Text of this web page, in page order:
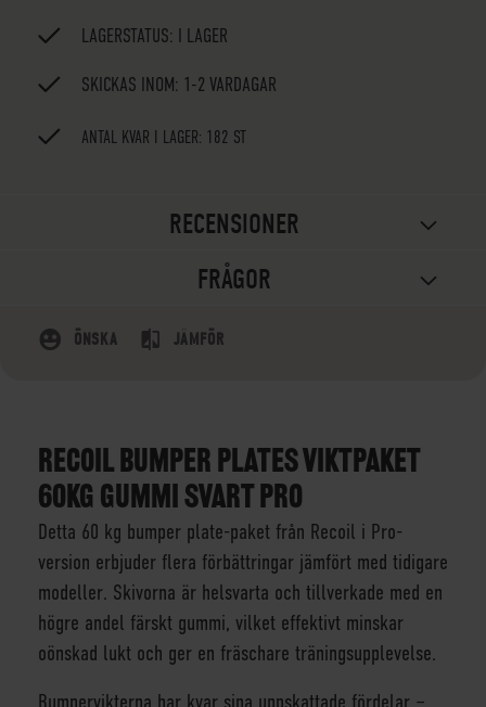
LAGERSTATUS: I LAGER
SKICKAS INOM: 1-2 VARDAGAR
ANTAL KVAR I LAGER: 182 ST
RECENSIONER
FRÅGOR
ÖNSKA JÄMFÖR
RECOIL BUMPER PLATES VIKTPAKET
60KG GUMMI SVART PRO
Detta 60 kg bumper plate-paket från Recoil i Pro-
version erbjuder flera förbättringar jämfört med tidigare
modeller. Skivorna är helsvarta och tillverkade med en
högre andel färskt gummi, vilket effektivt minskar
oönskad lukt och ger en fräschare träningsupplevelse.
Bumpervikterna har kvar sina uppskattade fördelar –